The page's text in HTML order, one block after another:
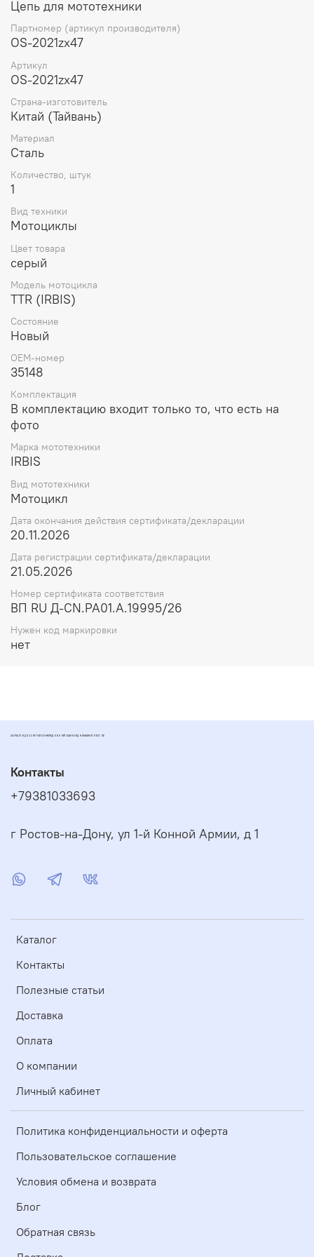
повысить мощность и крутящий момент, а также снизить
расход топлива. Важно своевременно проверять и
поддерживать правильную работу ГРМ на мотоцикле,
при необходимости, а также регулировать натяжение.
Это поможет предотвратить возможные поломки,
ситуации на дороге.
Цепь для мототехники
Партномер (артикул производителя)
OS-2021zx47
Артикул
OS-2021zx47
Страна-изготовитель
Китай (Тайвань)
Материал
Сталь
Количество, штук
1
Вид техники
Мотоциклы
Цвет товара
серый
Модель мотоцикла
TTR (IRBIS)
Состояние
Новый
OEM-номер
35148
Комплектация
В комплектацию входит только то, что есть на
фото
Марка мототехники
IRBIS
Вид мототехники
Мотоцикл
Дата окончания действия сертификата/декларации
20.11.2026
Дата регистрации сертификата/декларации
21.05.2026
Номер сертификата соответствия
ВП RU Д-CN.РА01.А.19995/26
Нужен код маркировки
нет
ЗАПЧАСТИ ДЛЯ СКУТЕРОВ МОПЕДОВ И ПИТБАЙКОВ ДИОМАРКЕТ РОСТОВ
Каталог
Контакты
Полезные статьи
Доставка
Оплата
О компании
Личный кабинет
Политика конфиденциальности и оферта
Пользовательское соглашение
Условия обмена и возврата
Блог
Обратная связь
Контакты
+79381033693
г Ростов-на-Дону, ул 1-й Конной Армии, д 1